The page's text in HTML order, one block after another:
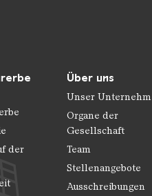
der
Über uns
Unser
Organe der
Gesellschaft
Team
Stellenangebote
Ausschreibungen